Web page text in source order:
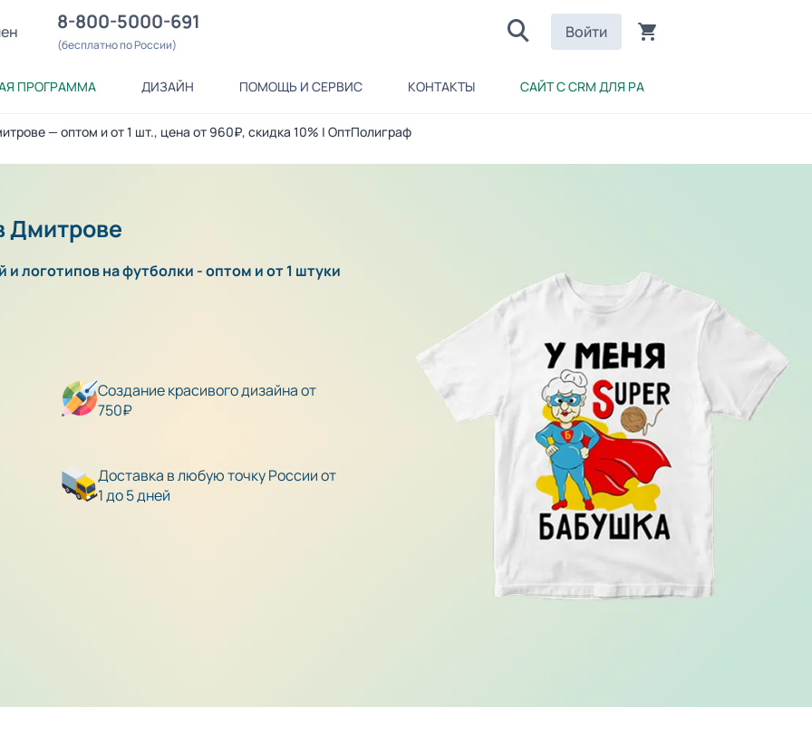
8-800-5000-691
(бесплатно по России)
Войти
ПРОГРАММА ДИЗАЙН ПОМОЩЬ И СЕРВИС КОНТАКТЫ САЙТ С CRM ДЛЯ РА
— оптом и от 1 шт., цена от 960₽, скидка 10% | ОптПолиграф
Дмитрове
логотипов на футболки - оптом и от 1 штуки
Создание красивого дизайна от
750₽
Доставка в любую точку России от
1 до 5 дней